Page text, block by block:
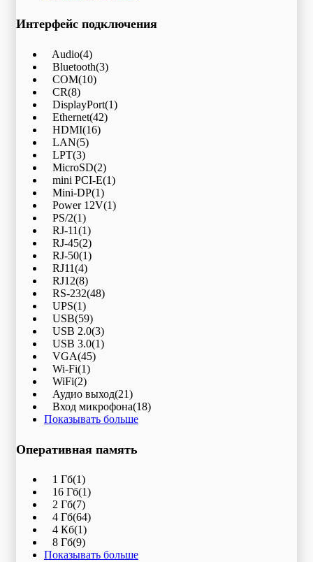
Интерфейс подключения
Audio(4)
Bluetooth(3)
COM(10)
CR(8)
DisplayPort(1)
Ethernet(42)
HDMI(16)
LAN(5)
LPT(3)
MicroSD(2)
mini PCI-E(1)
Mini-DP(1)
Power 12V(1)
PS/2(1)
RJ-11(1)
RJ-45(2)
RJ-50(1)
RJ11(4)
RJ12(8)
RS-232(48)
UPS(1)
USB(59)
USB 2.0(3)
USB 3.0(1)
VGA(45)
Wi-Fi(1)
WiFi(2)
Аудио выход(21)
Вход микрофона(18)
Показывать больше
Оперативная память
1 Гб(1)
16 Гб(1)
2 Гб(7)
4 Гб(64)
4 Кб(1)
8 Гб(9)
Показывать больше